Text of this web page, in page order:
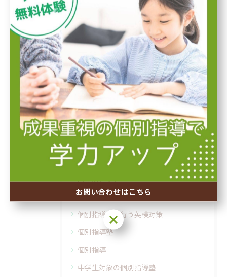
小学生
実力テスト
定期テスト対策
テスト前対策
学習習慣を身につける
夏期講習
塾での自学自習
冬期講習
先取り授業
個別指導塾で行う英検対策
個別指導塾
個別指導
中学生対象の個別指導塾
お問い合わせはこちら
お問い合わせはこちら